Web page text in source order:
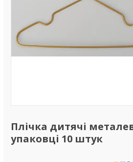
Плічка дитячі
упаковці 10 штук